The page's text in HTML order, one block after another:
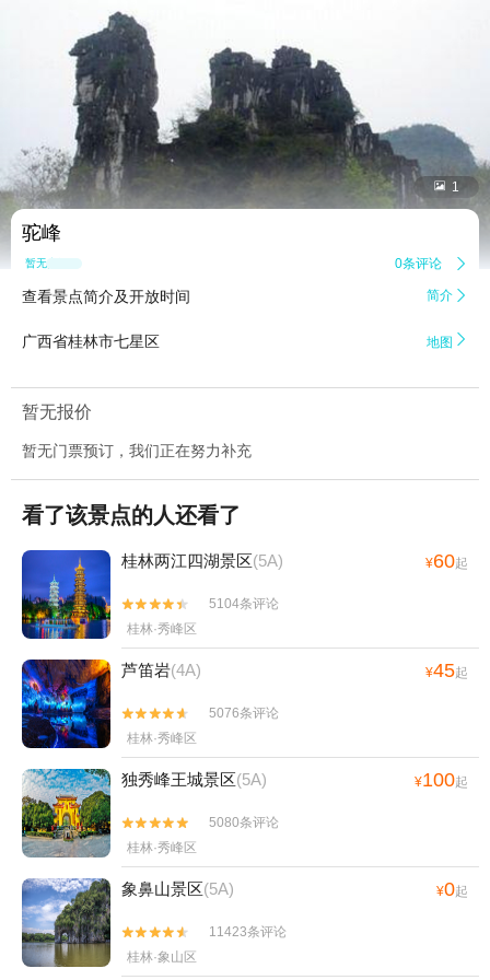
 1
驼峰
暂无点评 0条评论 
查看景点简介及开放时间 简介 
广西省桂林市七星区 地图 
暂无报价
暂无门票预订，我们正在努力补充
看了该景点的人还看了
桂林两江四湖景区(5A) ¥60起


5104条评论
桂林·秀峰区
芦笛岩(4A) ¥45起


5076条评论
桂林·秀峰区
独秀峰王城景区(5A) ¥100起


5080条评论
桂林·秀峰区
象鼻山景区(5A) ¥0起


11423条评论
桂林·象山区